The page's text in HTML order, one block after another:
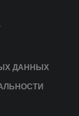
ДАННЫХ